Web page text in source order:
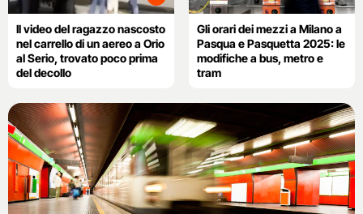
Il video del ragazzo nascosto
nel carrello di un aereo a Orio
al Serio, trovato poco prima
del decollo
Gli orari dei mezzi a Milano a
Pasqua e Pasquetta 2025: le
modifiche a bus, metro e
tram